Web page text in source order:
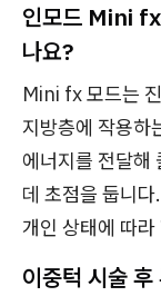
인모드 Mini
나요?
Mini fx 모드는
지방층에 작용하
에너지를 전달해
데 초점을 둡니
개인 상태에 따
이중턱 시술